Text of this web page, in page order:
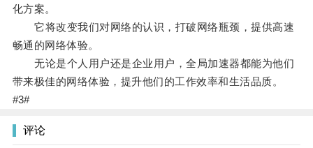
化方案。
它将改变我们对网络的认识，打破网络瓶颈，提供高速
畅通的网络体验。
无论是个人用户还是企业用户，全局加速器都能为他们
带来极佳的网络体验，提升他们的工作效率和生活品质。
#3#
评论